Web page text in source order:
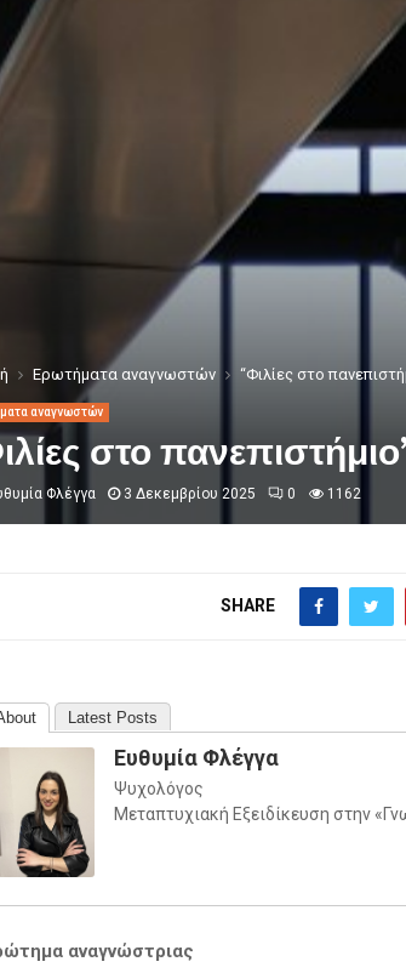
Ερωτήματα αναγνωστών “Φιλίες στο
αναγνωστών
στο
Φλέγγα 3 Δεκεμβρίου 2025 0 1162
SHARE
Latest Posts
Ευθυμία Φλέγγα
Ψυχολόγος
Μεταπτυχιακή Εξειδίκευση στην
αναγνώστριας